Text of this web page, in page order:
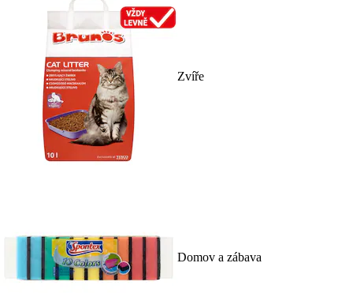
Zvíře
Domov a zábava